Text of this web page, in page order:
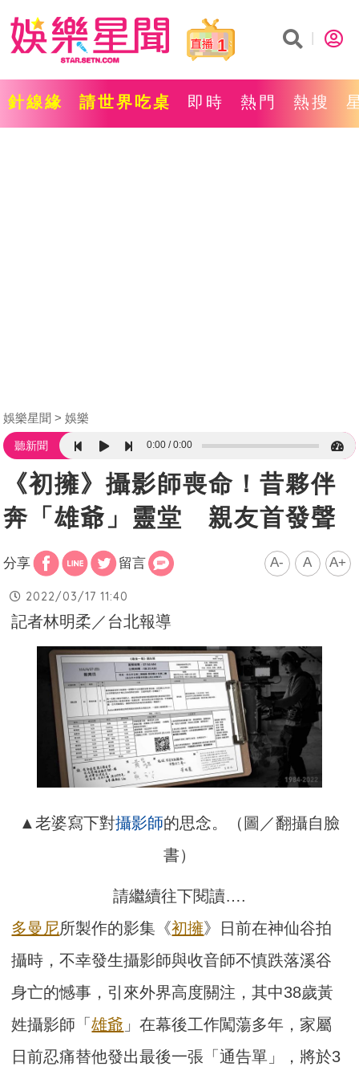
1
針線緣 請世界吃桌 即時 熱門 熱搜
娛樂星聞 娛樂
聽新聞 0:00 0:00
《初擁》攝影師喪命！昔夥伴
奔「雄爺」靈堂 親友首發聲
分享 留言 A- A A+
2022/03/17 11:40
記者林明柔／台北報導
▲老婆寫下對攝影師的思念。（圖／翻攝自臉
書）
請繼續往下閱讀….
多曼尼所製作的影集《初擁》日前在神仙谷拍
攝時，不幸發生攝影師與收音師不慎跌落溪谷
身亡的憾事，引來外界高度關注，其中38歲黃
姓攝影師「雄爺 」在幕後工作闖蕩多年，家屬
日前忍痛替他發出最後一張「通告單」，將於3